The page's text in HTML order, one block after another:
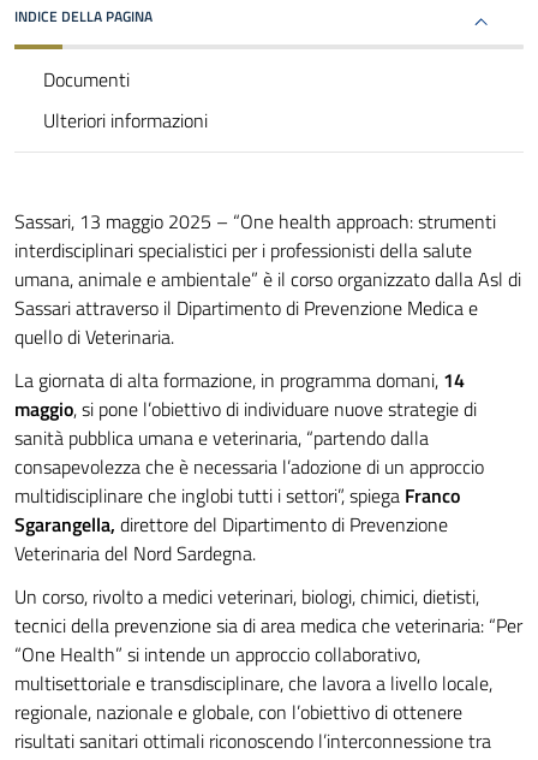
INDICE DELLA PAGINA
Documenti
Ulteriori informazioni
Sassari, 13 maggio 2025 – “One health approach: strumenti
interdisciplinari specialistici per i professionisti della salute
umana, animale e ambientale” è il corso organizzato dalla Asl di
Sassari attraverso il Dipartimento di Prevenzione Medica e
quello di Veterinaria.
La giornata di alta formazione, in programma domani, 14
maggio, si pone l’obiettivo di individuare nuove strategie di
sanità pubblica umana e veterinaria, “partendo dalla
consapevolezza che è necessaria l’adozione di un approccio
multidisciplinare che inglobi tutti i settori”, spiega Franco
Sgarangella, direttore del Dipartimento di Prevenzione
Veterinaria del Nord Sardegna.
Un corso, rivolto a medici veterinari, biologi, chimici, dietisti,
tecnici della prevenzione sia di area medica che veterinaria: “Per
“One Health” si intende un approccio collaborativo,
multisettoriale e transdisciplinare, che lavora a livello locale,
regionale, nazionale e globale, con l’obiettivo di ottenere
risultati sanitari ottimali riconoscendo l’interconnessione tra